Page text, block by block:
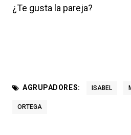
¿Te gusta la pareja?
AGRUPADORES: ISABEL
ORTEGA